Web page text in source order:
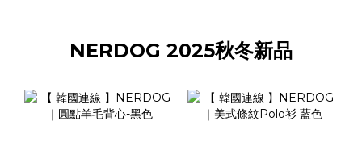
NERDOG 2025秋冬新品